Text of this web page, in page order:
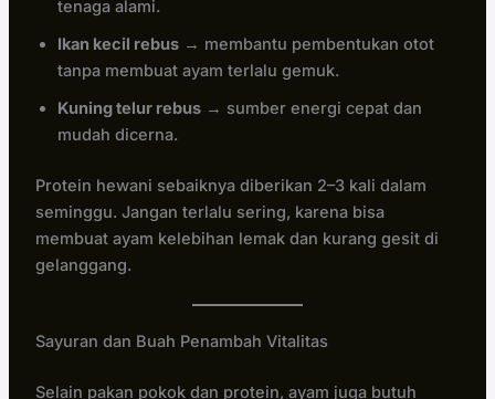
tenaga alami.
Ikan kecil rebus→ membantu pembentukan otot
tanpa membuat ayam terlalu gemuk.
Kuning telur rebus→ sumber energi cepat dan
mudah dicerna.
Protein hewani sebaiknya diberikan 2–3 kali dalam
seminggu. Jangan terlalu sering, karena bisa
membuat ayam kelebihan lemak dan kurang gesit di
gelanggang.
Sayuran dan Buah Penambah Vitalitas
Selain pakan pokok dan protein, ayam juga butuh